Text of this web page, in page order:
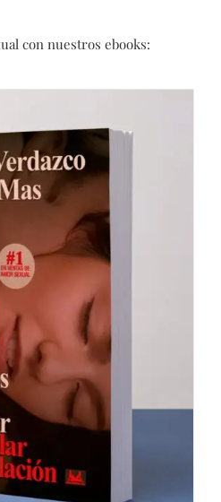
con nuestros ebooks: